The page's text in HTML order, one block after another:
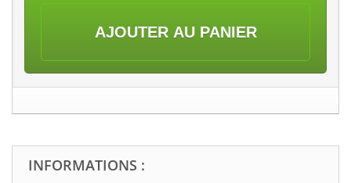
AJOUTER AU PANIER
INFORMATIONS :